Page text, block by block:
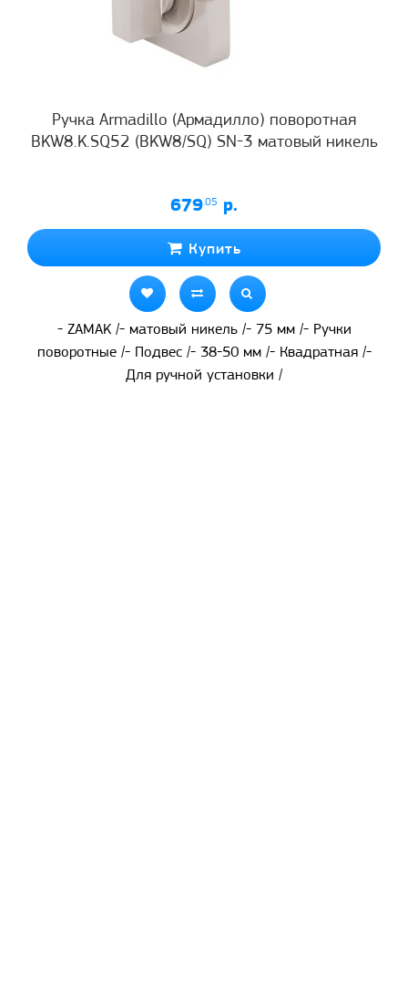
Ручка Armadillo (Армадилло) поворотная
BKW8.K.SQ52 (BKW8/SQ) SN-3 матовый никель
679.05 р.
Купить
- ZAMAK /- матовый никель /- 75 мм /- Ручки
поворотные /- Подвес /- 38-50 мм /- Квадратная /-
Для ручной установки /